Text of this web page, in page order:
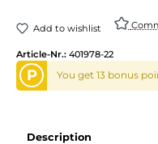
Add to wishlist
Article-Nr.: 401978-22
P You get 13 bonus
Description